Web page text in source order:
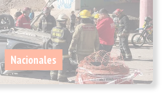
Nacionales